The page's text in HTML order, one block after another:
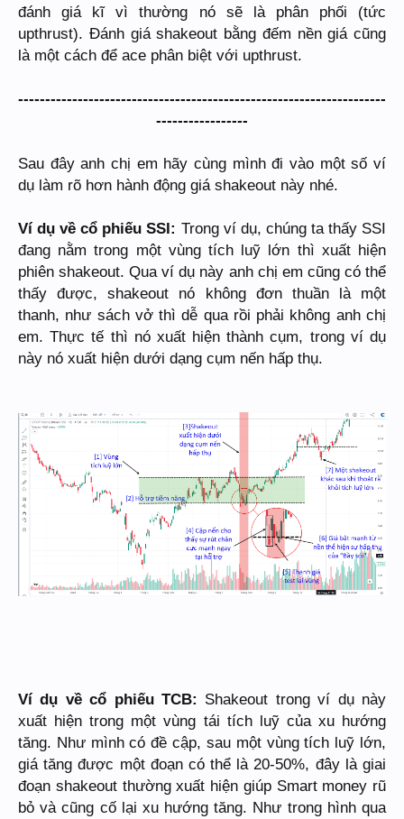
đánh giá kĩ vì thường nó sẽ là phân phối (tức
upthrust). Đánh giá shakeout bằng đếm nền giá cũng
là một cách để ace phân biệt với upthrust.
--------------------------------------------------------------------
-----------------
Sau đây anh chị em hãy cùng mình đi vào một số ví
dụ làm rõ hơn hành động giá shakeout này nhé.
Ví dụ về cổ phiếu SSI: Trong ví dụ, chúng ta thấy SSI
đang nằm trong một vùng tích luỹ lớn thì xuất hiện
phiên shakeout. Qua ví dụ này anh chị em cũng có thể
thấy được, shakeout nó không đơn thuần là một
thanh, như sách vở thì dễ qua rồi phải không anh chị
em. Thực tế thì nó xuất hiện thành cụm, trong ví dụ
này nó xuất hiện dưới dạng cụm nến hấp thụ.
Ví dụ về cổ phiếu TCB: Shakeout trong ví dụ này
xuất hiện trong một vùng tái tích luỹ của xu hướng
tăng. Như mình có đề cập, sau một vùng tích luỹ lớn,
giá tăng được một đoạn có thể là 20-50%, đây là giai
đoạn shakeout thường xuất hiện giúp Smart money rũ
bỏ và cũng cố lại xu hướng tăng. Như trong hình qua